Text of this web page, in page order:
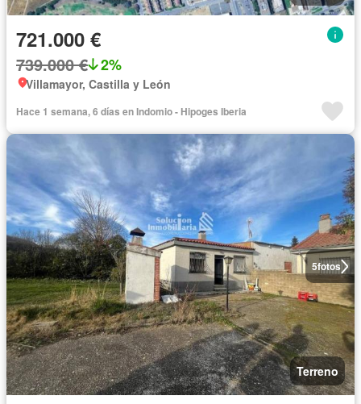
721.000 €
739.000 € 2%
Villamayor, Castilla y León
Hace 1 semana, 6 días en Indomio - Hipoges Iberia
5fotos
Terreno